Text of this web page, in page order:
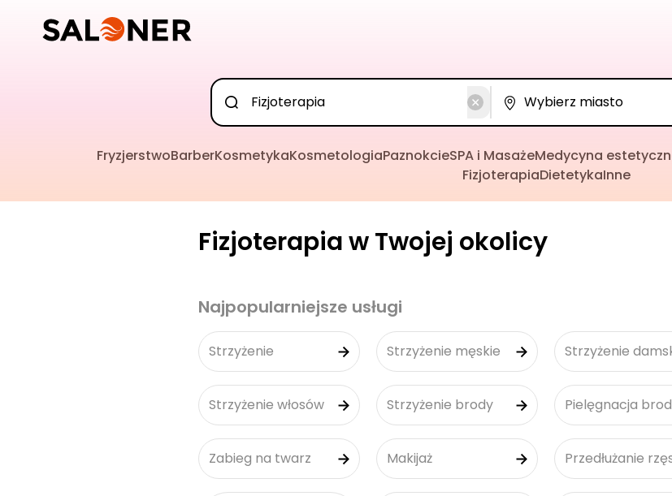
FryzjerstwoBarberKosmetykaKosmetologiaPaznokcieSPA i MasażeMedycyna
FizjoterapiaDietetykaInne
Fizjoterapia w Twojej okolicy
Najpopularniejsze usługi
Strzyżenie Strzyżenie męskie Strzyżenie
Strzyżenie włosów Strzyżenie brody Pielęgnacja
Zabieg na twarz Makijaż Przedłużanie